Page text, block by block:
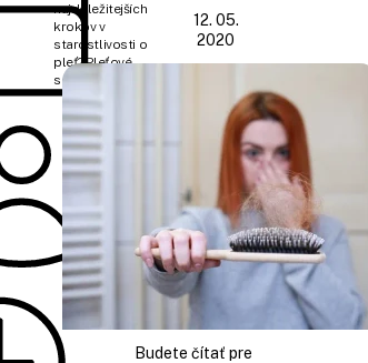
najdôležitejších
krokov v
starostlivosti o
pleť? Pleťové
sérum!
12. 05.
2020
Marko
Budete čítať pre